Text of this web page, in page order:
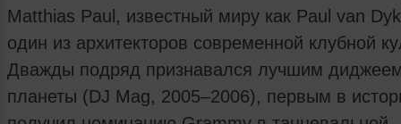
Matthias Paul, известный миру как Paul van
один из архитекторов современной клубной
Дважды подряд признавался лучшим
планеты (DJ Mag, 2005–2006), первым в